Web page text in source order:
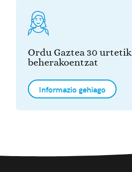
Ordu Gaztea 30 urtetik
beherakoentzat
Informazio gehiago